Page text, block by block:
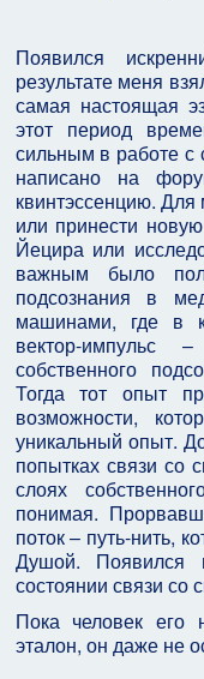
Появился
результате меня
самая настоящая
этот период
сильным в работе с
написано на
квинтэссенцию.
или принести
Йецира или
важным было
подсознания в
машинами, где в
вектор-импульс
собственного
Тогда тот опыт
возможности,
уникальный опыт.
попытках связи
слоях
понимая.
поток – путь-нить,
Душой.
состоянии связи со
Пока человек
эталон, он даже не